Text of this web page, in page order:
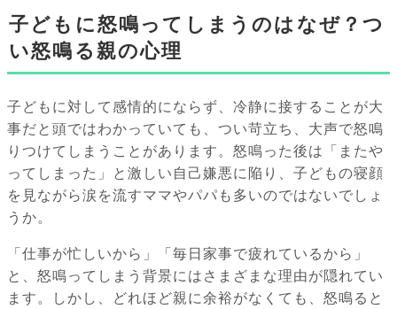
子どもに怒鳴ってしまうのはなぜ？つ
い怒鳴る親の心理
子どもに対して感情的にならず、冷静に接することが大
事だと頭ではわかっていても、つい苛立ち、大声で怒鳴
りつけてしまうことがあります。怒鳴った後は「またや
ってしまった」と激しい自己嫌悪に陥り、子どもの寝顔
を見ながら涙を流すママやパパも多いのではないでしょ
うか。
「仕事が忙しいから」「毎日家事で疲れているから」
と、怒鳴ってしまう背景にはさまざまな理由が隠れてい
ます。しかし、どれほど親に余裕がなくても、怒鳴ると